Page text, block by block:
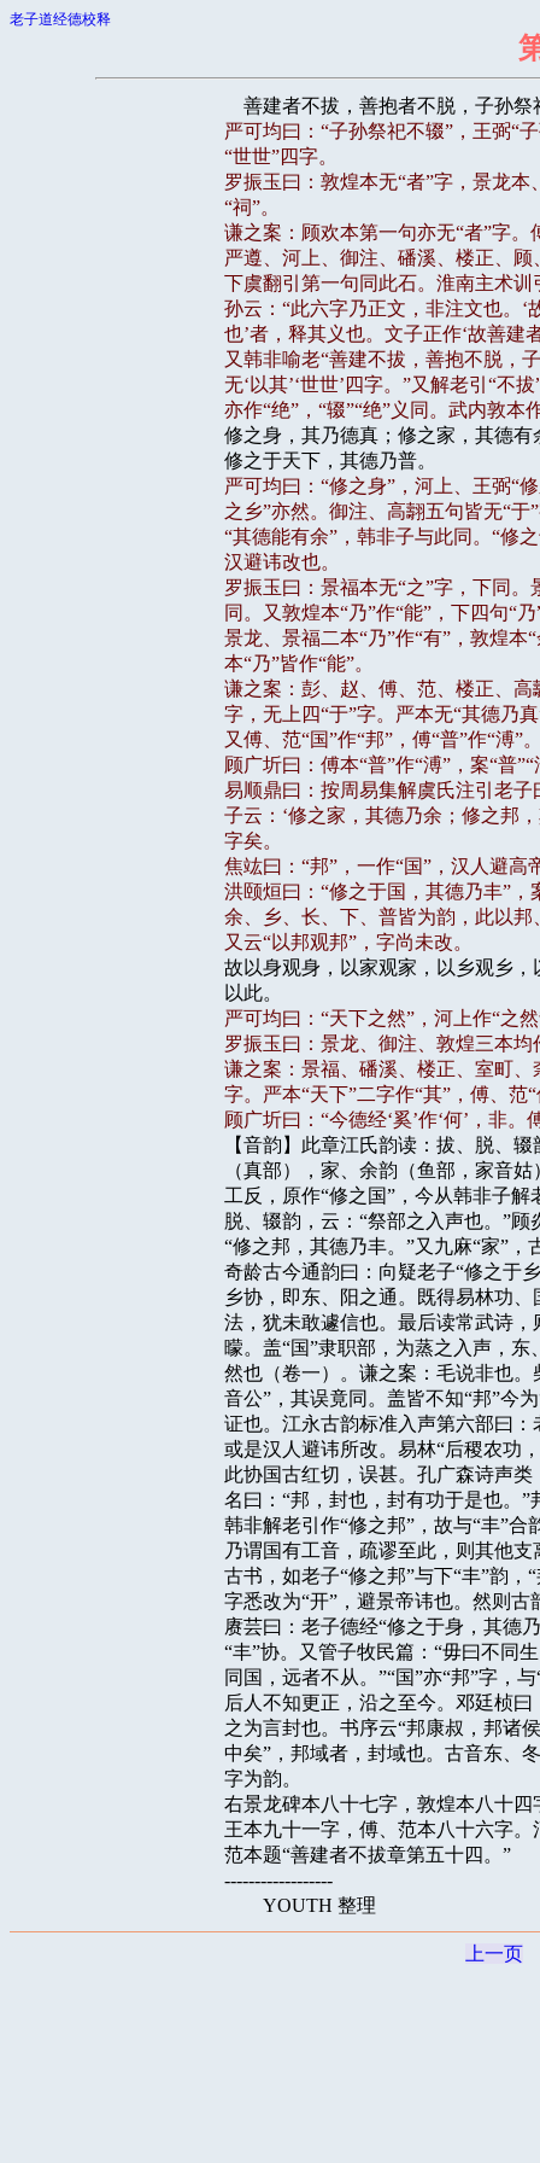
老子道经德校释
严可均曰：“子孙祭祀不辍”，王弼“
“世世”四字。
罗振玉曰：敦煌本无“者”字，景龙本
“祠”。
谦之案：顾欢本第一句亦无“者”字。
严遵、河上、御注、磻溪、楼正、
下虞翻引第一句同此石。淮南主术训
孙云：“此六字乃正文，非注文也。‘
也’者，释其义也。文子正作‘故善建
又韩非喻老“善建不拔，善抱不脱，
无‘以其’‘世世’四字。”又解老引“不
亦作“绝”，“辍”“绝”义同。武内敦本
修之身，其乃德真；修之家，其德
严可均曰：“修之身”，河上、王弼“
之乡”亦然。御注、高翿五句皆无“于
“其德能有余”，韩非子与此同。“修
汉避讳改也。
罗振玉曰：景福本无“之”字，下同
同。又敦煌本“乃”作“能”，下四句“
景龙、景福二本“乃”作“有”，敦煌本
本“乃”皆作“能”。
谦之案：彭、赵、傅、范、楼正、高
字，无上四“于”字。严本无“其德乃
又傅、范“国”作“邦”，傅“普”作“溥”
顾广圻曰：傅本“普”作“溥”，案“普
易顺鼎曰：按周易集解虞氏注引老
子云：‘修之家，其德乃余；修之邦
字矣。
焦竑曰：“邦”，一作“国”，汉人避
洪颐烜曰：“修之于国，其德乃丰”，
余、乡、长、下、普皆为韵，此以
又云“以邦观邦”，字尚未改。
故以身观身，以家观家，以乡观乡
严可均曰：“天下之然”，河上作“之
罗振玉曰：景龙、御注、敦煌三本
谦之案：景福、磻溪、楼正、室町、
字。严本“天下”二字作“其”，傅、范
顾广圻曰：“今德经‘奚’作‘何’，非。
【音韵】此章江氏韵读：拔、脱、
（真部），家、余韵（鱼部，家音
工反，原作“修之国”，今从韩非子
脱、辍韵，云：“祭部之入声也。”
“修之邦，其德乃丰。”又九麻“家”
奇龄古今通韵曰：向疑老子“修之于
乡协，即东、阳之通。既得易林功
法，犹未敢遽信也。最后读常武诗，
曚。盖“国”隶职部，为蒸之入声，
然也（卷一）。谦之案：毛说非也
音公”，其误竟同。盖皆不知“邦”今
证也。江永古韵标准入声第六部曰：
或是汉人避讳所改。易林“后稷农功
此协国古红切，误甚。孔广森诗声
名曰：“邦，封也，封有功于是也。
韩非解老引作“修之邦”，故与“丰”
乃谓国有工音，疏谬至此，则其他
古书，如老子“修之邦”与下“丰”韵，
字悉改为“开”，避景帝讳也。然则
赓芸曰：老子德经“修之于身，其德
“丰”协。又管子牧民篇：“毋曰不同
同国，远者不从。”“国”亦“邦”字，
后人不知更正，沿之至今。邓廷桢曰
之为言封也。书序云“邦康叔，邦诸
中矣”，邦域者，封域也。古音东、
字为韵。
右景龙碑本八十七字，敦煌本八十
王本九十一字，傅、范本八十六字
范本题“善建者不拔章第五十四。”
------------------
上一页